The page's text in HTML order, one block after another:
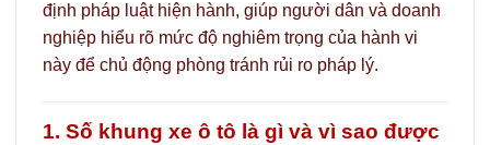
định pháp luật hiện hành, giúp người dân và doanh
nghiệp hiểu rõ mức độ nghiêm trọng của hành vi
này để chủ động phòng tránh rủi ro pháp lý.
1. Số khung xe ô tô là gì và vì sao được